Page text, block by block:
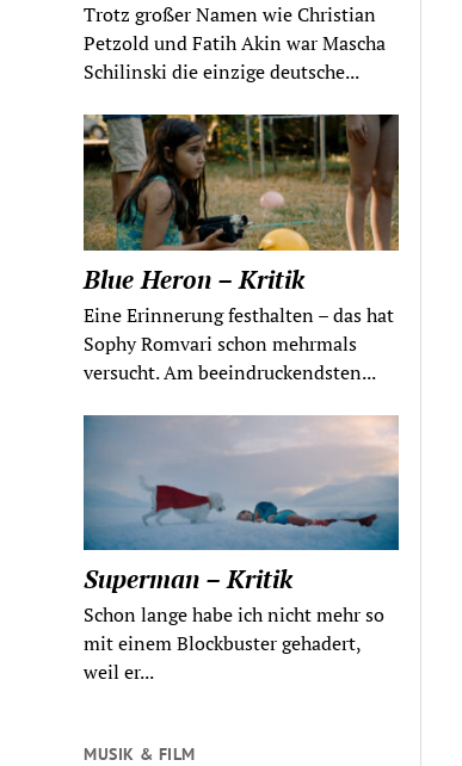
Trotz großer Namen wie Christian
Petzold und Fatih Akin war Mascha
Schilinski die einzige deutsche...
Blue Heron – Kritik
Eine Erinnerung festhalten – das hat
Sophy Romvari schon mehrmals
versucht. Am beeindruckendsten...
Superman – Kritik
Schon lange habe ich nicht mehr so
mit einem Blockbuster gehadert,
weil er...
MUSIK & FILM